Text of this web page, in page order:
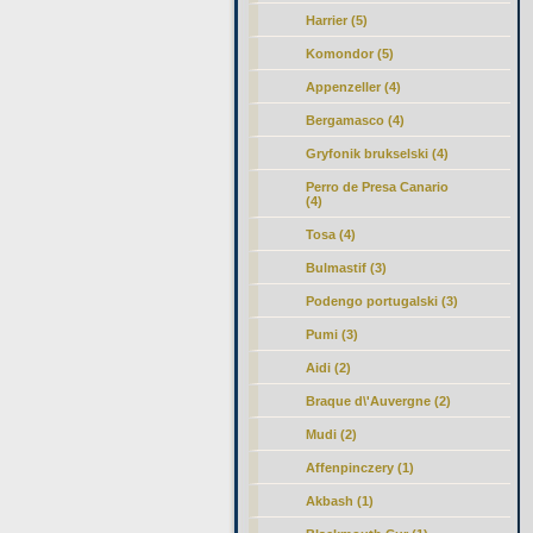
Harrier (5)
Komondor (5)
Appenzeller (4)
Bergamasco (4)
Gryfonik brukselski (4)
Perro de Presa Canario
(4)
Tosa (4)
Bulmastif (3)
Podengo portugalski (3)
Pumi (3)
Aidi (2)
Braque d\'Auvergne (2)
Mudi (2)
Affenpinczery (1)
Akbash (1)